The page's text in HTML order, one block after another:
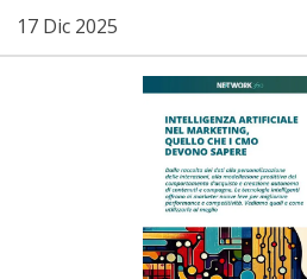
17 Dic 2025